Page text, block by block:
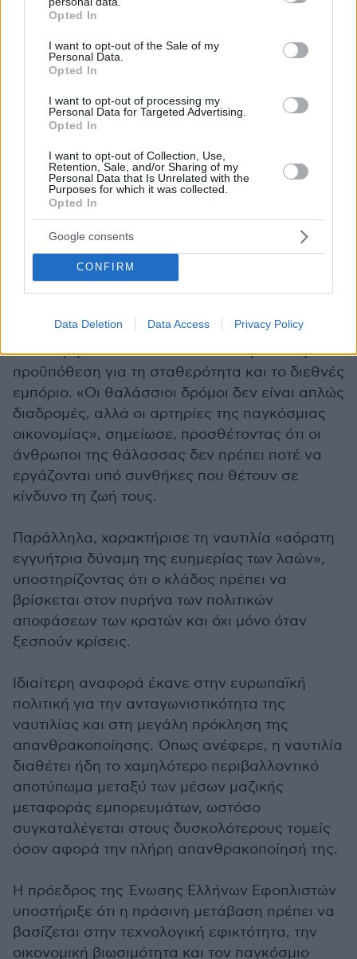
grant or deny consent to Google and its third-party tags to
use your data for below specified purposes in below Google
consent section.
Opted In
I want to opt-out of the Sale of my
Personal Data.
Opted In
I want to opt-out of processing my
Personal Data for Targeted Advertising.
Opted In
I want to opt-out of Collection, Use,
Retention, Sale, and/or Sharing of my
Personal Data that Is Unrelated with the
Purposes for which it was collected.
Opted In
Google consents
CONFIRM
Data Deletion Data Access Privacy Policy
ναυτιλία δεν αποτελεί απλώς έναν ακόμη
οικονομικό κλάδο, αλλά βασικό πυλώνα της
παγκόσμιας οικονομίας και της ευημερίας των
«Όταν παρεμποδίζεται η ναυτιλία, δεν
διαταράσσεται η ίδια η λειτουργία του
κόσμου», τόνισε χαρακτηριστικά,
προειδοποιώντας ότι η στοχοποίηση του
κλάδου δεν συμβάλλει στην αντιμετώπιση των
σύγχρονων προκλήσεων.
Αναφερόμενη στις γεωπολιτικές εντάσεις και
πληρώματα, η κ. Τραυλού επεσήμανε ότι η
ελεύθερη ναυσιπλοΐα αποτελεί θεμελιώδη
προϋπόθεση για τη σταθερότητα και το διεθνές
εμπόριο. «Οι θαλάσσιοι δρόμοι δεν είναι απλώς
διαδρομές, αλλά οι αρτηρίες της παγκόσμιας
οικονομίας», σημείωσε, προσθέτοντας ότι οι
άνθρωποι της θάλασσας δεν πρέπει ποτέ να
εργάζονται υπό συνθήκες που θέτουν σε
κίνδυνο τη ζωή τους.
Παράλληλα, χαρακτήρισε τη ναυτιλία «αόρατη
εγγυήτρια δύναμη της ευημερίας των λαών»,
υποστηρίζοντας ότι ο κλάδος πρέπει να
βρίσκεται στον πυρήνα των πολιτικών
αποφάσεων των κρατών και όχι μόνο όταν
ξεσπούν κρίσεις.
Ιδιαίτερη αναφορά έκανε στην ευρωπαϊκή
πολιτική για την ανταγωνιστικότητα της
ναυτιλίας και στη μεγάλη πρόκληση της
απανθρακοποίησης. Όπως ανέφερε, η ναυτιλία
διαθέτει ήδη το χαμηλότερο περιβαλλοντικό
αποτύπωμα μεταξύ των μέσων μαζικής
μεταφοράς εμπορευμάτων, ωστόσο
συγκαταλέγεται στους δυσκολότερους τομείς
όσον αφορά την πλήρη απανθρακοποίησή της.
Η πρόεδρος της Ένωσης Ελλήνων Εφοπλιστών
υποστήριξε ότι η πράσινη μετάβαση πρέπει να
βασίζεται στην τεχνολογική εφικτότητα, την
οικονομική βιωσιμότητα και τον παγκόσμιο